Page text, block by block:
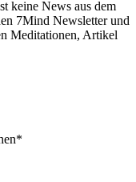
keine News aus dem
7Mind News­let­ter und
Meditationen, Artikel